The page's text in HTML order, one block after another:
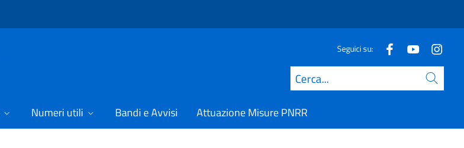
Seguici su:
Cerca
Numeri utili Bandi e Avvisi Attuazione Misure PNRR